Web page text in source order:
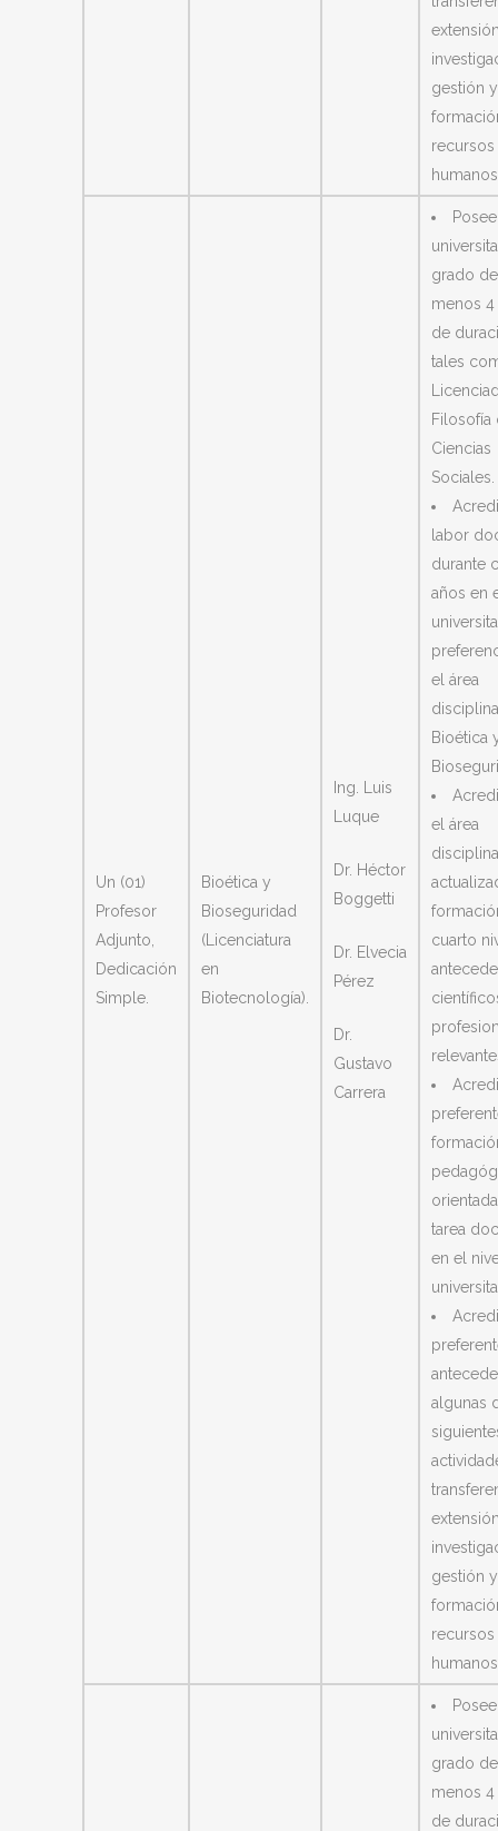
gestión y
recursos
Un (01)
Profesor
Adjunto,
Dedicación
Simple.
Bioética y
Bioseguridad
(Licenciatura
en
Biotecnología).
Ing. Luis
Luque
Dr. Héctor
Boggetti
Dr. Elvecia
Pérez
Dr.
Gustavo
Carrera
grado
menos 4
de
tales
Filosofía
Ciencias
Sociales.
labor
durante
años en
el área
Bioética
el área
cuarto
tarea
en el
algunas
gestión y
recursos
grado
menos 4
de